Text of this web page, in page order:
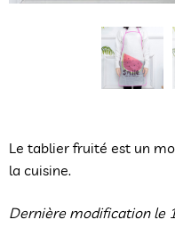
Le tablier fruité est un
la cuisine.
Dernière modification le